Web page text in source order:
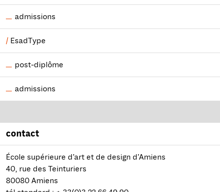
admissions
EsadType
post-diplôme
admissions
contact
École supérieure d’art et de design d’Amiens
40, rue des Teinturiers
80080 Amiens